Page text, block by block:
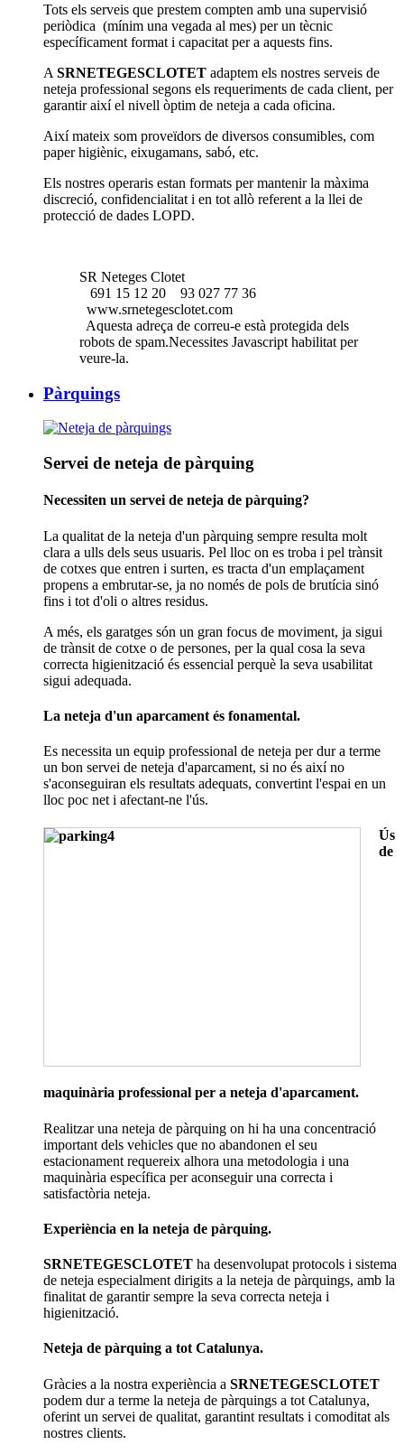
Tots els serveis que prestem compten amb una supervisió
periòdica (mínim una vegada al mes) per un tècnic
específicament format i capacitat per a aquests fins.
A SRNETEGESCLOTET adaptem els nostres serveis de
neteja professional segons els requeriments de cada client, per
garantir així el nivell òptim de neteja a cada oficina.
Així mateix som proveïdors de diversos consumibles, com
paper higiènic, eixugamans, sabó, etc.
Els nostres operaris estan formats per mantenir la màxima
discreció, confidencialitat i en tot allò referent a la llei de
protecció de dades LOPD.
SR Neteges Clotet
691 15 12 20
93 027 77 36
www.srnetegesclotet.com
Aquesta adreça de correu-e està protegida dels
robots de spam.Necessites Javascript habilitat per
veure-la.
Pàrquings
Servei de neteja de pàrquing
Necessiten un servei de neteja de pàrquing?
La qualitat de la neteja d'un pàrquing sempre resulta molt
clara a ulls dels seus usuaris. Pel lloc on es troba i pel trànsit
de cotxes que entren i surten, es tracta d'un emplaçament
propens a embrutar-se, ja no només de pols de brutícia sinó
fins i tot d'oli o altres residus.
A més, els garatges són un gran focus de moviment, ja sigui
de trànsit de cotxe o de persones, per la qual cosa la seva
correcta higienització és essencial perquè la seva usabilitat
sigui adequada.
La neteja d'un aparcament és fonamental.
Es necessita un equip professional de neteja per dur a terme
un bon servei de neteja d'aparcament, si no és així no
s'aconseguiran els resultats adequats, convertint l'espai en un
lloc poc net i afectant-ne l'ús.
Ús
de
maquinària professional per a neteja d'aparcament.
Realitzar una neteja de pàrquing on hi ha una concentració
important dels vehicles que no abandonen el seu
estacionament requereix alhora una metodologia i una
maquinària específica per aconseguir una correcta i
satisfactòria neteja.
Experiència en la neteja de pàrquing.
SRNETEGESCLOTET ha desenvolupat protocols i sistema
de neteja especialment dirigits a la neteja de pàrquings, amb la
finalitat de garantir sempre la seva correcta neteja i
higienització.
Neteja de pàrquing a tot Catalunya.
Gràcies a la nostra experiència a SRNETEGESCLOTET
podem dur a terme la neteja de pàrquings a tot Catalunya,
oferint un servei de qualitat, garantint resultats i comoditat als
nostres clients.